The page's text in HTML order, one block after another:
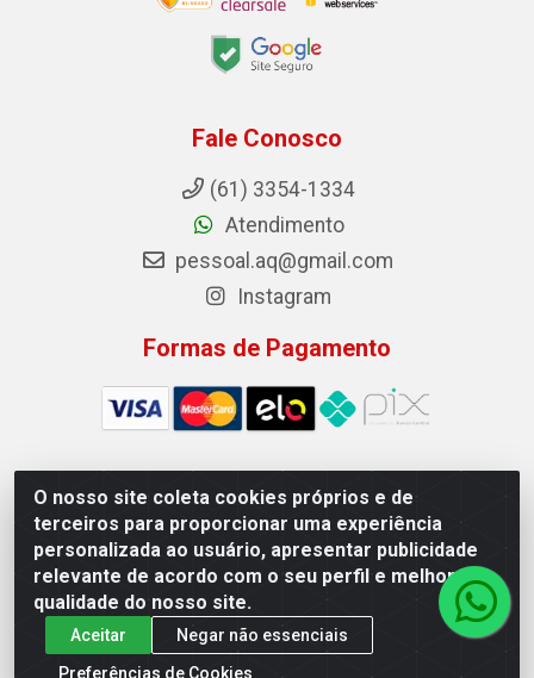
O nosso site coleta cookies próprios e de
terceiros para proporcionar uma experiência
personalizada ao usuário, apresentar publicidade
relevante de acordo com o seu perfil e melhorar a
qualidade do nosso site.
Aceitar
Negar não essenciais
Preferências de Cookies
Fale Conosco
(61) 3354-1334
Atendimento
pessoal.aq@gmail.com
Instagram
Formas de Pagamento
Auto Qualidade Comercio de Pecas LTDA - Quadra Qi
23, S/N, Lote 05/06 - Taguatinga, Brasília/DF - CEP
72.135-230 - CNPJ 72.617.459/0001-40